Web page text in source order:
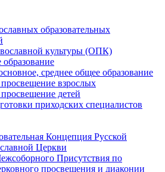
образовательных
культуры (ОПК)
среднее общее образование
взрослых
детей
приходских специалистов
Концепция Русской
Церкви
Присутствия по
просвещения и диаконии